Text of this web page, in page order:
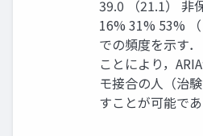
39.0 （21.1） 非
16% 31% 53%
での頻度を示す
ことにより，
モ接合の人（治
すことが可能であ